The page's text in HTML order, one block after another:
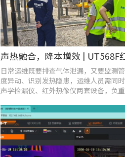
日常运维既要排查气体泄漏，又要监测
度异动、识别发热隐患，运维人员需同
声学检漏仪、红外热像仪两套设备，负